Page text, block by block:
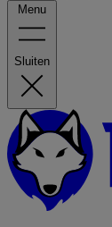
Menu
Sluiten